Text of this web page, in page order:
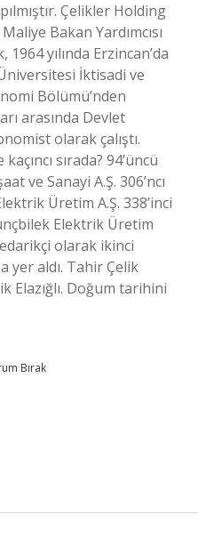
Çelikler Holding
Bakan Yardımcısı
yılında Erzincan’da
İktisadi ve
Bölümü’nden
arasında Devlet
olarak çalıştı.
sırada? 94’üncü
ve Sanayi A.Ş. 306’ncı
Üretim A.Ş. 338’inci
Elektrik Üretim
olarak ikinci
yer aldı. Tahir Çelik
Elazığlı. Doğum tarihini
Bırak